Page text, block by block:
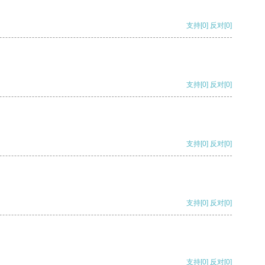
支持[0] 反对[0]
支持[0] 反对[0]
支持[0] 反对[0]
支持[0] 反对[0]
支持[0] 反对[0]